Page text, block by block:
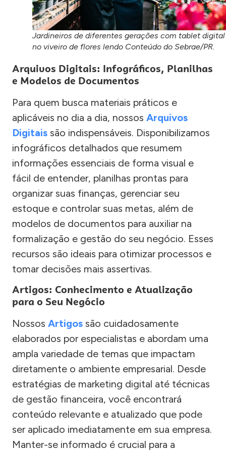
Jardineiros de diferentes gerações com tablet digital
no viveiro de flores lendo Conteúdo do Sebrae/PR.
Arquivos Digitais: Infográficos, Planilhas
e Modelos de Documentos
Para quem busca materiais práticos e
aplicáveis no dia a dia, nossos Arquivos
Digitais são indispensáveis. Disponibilizamos
infográficos detalhados que resumem
informações essenciais de forma visual e
fácil de entender, planilhas prontas para
organizar suas finanças, gerenciar seu
estoque e controlar suas metas, além de
modelos de documentos para auxiliar na
formalização e gestão do seu negócio. Esses
recursos são ideais para otimizar processos e
tomar decisões mais assertivas.
Artigos: Conhecimento e Atualização
para o Seu Negócio
Nossos Artigos são cuidadosamente
elaborados por especialistas e abordam uma
ampla variedade de temas que impactam
diretamente o ambiente empresarial. Desde
estratégias de marketing digital até técnicas
de gestão financeira, você encontrará
conteúdo relevante e atualizado que pode
ser aplicado imediatamente em sua empresa.
Manter-se informado é crucial para a